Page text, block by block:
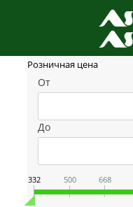
Фильтр товаров
Розничная цена
От
До
332 500 668